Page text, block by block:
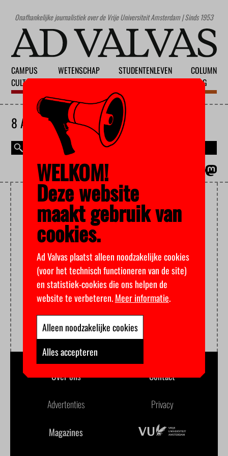
Onafhankelijke journalistiek over de Vrije Universiteit Amsterdam | Sinds 1953
CAMPUS
CULTUUR
WETENSCHAP
STUDENTENLEVEN
COLUMN
BLOG
8 AUGUSTUS 2026
DEFENSIEMINISTER
Over ons Contact
Advertenties Privacy
Magazines
WELKOM!
Deze website
maakt gebruik van
cookies.
Ad Valvas plaatst alleen noodzakelijke cookies
(voor het technisch functioneren van de site)
en statistiek-cookies die ons helpen de
website te verbeteren.Meer informatie.
Alleen noodzakelijke cookies
Alles accepteren